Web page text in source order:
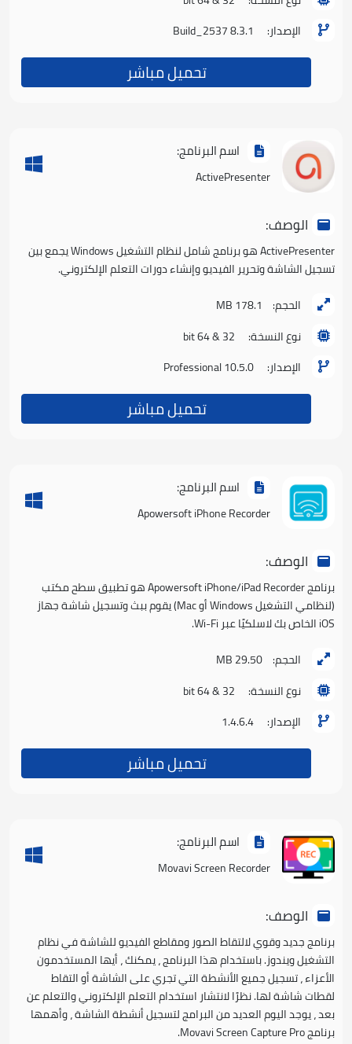
الإصدار:
8.3.1 Build_2537
تحميل مباشر
اسم البرنامج:
ActivePresenter
الوصف:
ActivePresenter هو برنامج شامل لنظام التشغيل Windows يجمع بين
تسجيل الشاشة وتحرير الفيديو وإنشاء دورات التعلم الإلكتروني.
الحجم:
178.1 MB
نوع النسخة:
32 & 64 bit
الإصدار:
Professional 10.5.0
تحميل مباشر
اسم البرنامج:
Apowersoft iPhone Recorder
الوصف:
برنامج Apowersoft iPhone/iPad Recorder هو تطبيق سطح مكتب
(لنظامي التشغيل Windows أو Mac) يقوم ببث وتسجيل شاشة جهاز
iOS الخاص بك لاسلكيًا عبر Wi-Fi.
الحجم: 29.50 MB
نوع النسخة:
32 & 64 bit
الإصدار:
1.4.6.4
تحميل مباشر
اسم البرنامج:
Movavi Screen Recorder
الوصف:
برنامج جديد وقوي لالتقاط الصور ومقاطع الفيديو للشاشة في نظام
التشغيل ويندوز. باستخدام هذا البرنامج ، يمكنك ، أيها المستخدمون
الأعزاء ، تسجيل جميع الأنشطة التي تجري على الشاشة أو التقاط
لقطات شاشة لها. نظرًا لانتشار استخدام التعلم الإلكتروني والتعلم عن
بعد ، يوجد اليوم العديد من البرامج لتسجيل أنشطة الشاشة ، وأهمها
برنامج Movavi Screen Capture Pro.